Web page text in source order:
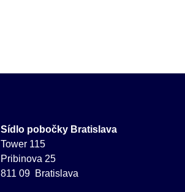
Sídlo pobočky Bratislava
Tower 115
Pribinova 25
811 09 Bratislava